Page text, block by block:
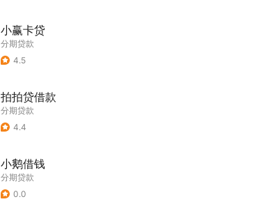
小赢卡贷
分期贷款
4.5
拍拍贷借款
分期贷款
4.4
小鹅借钱
分期贷款
0.0